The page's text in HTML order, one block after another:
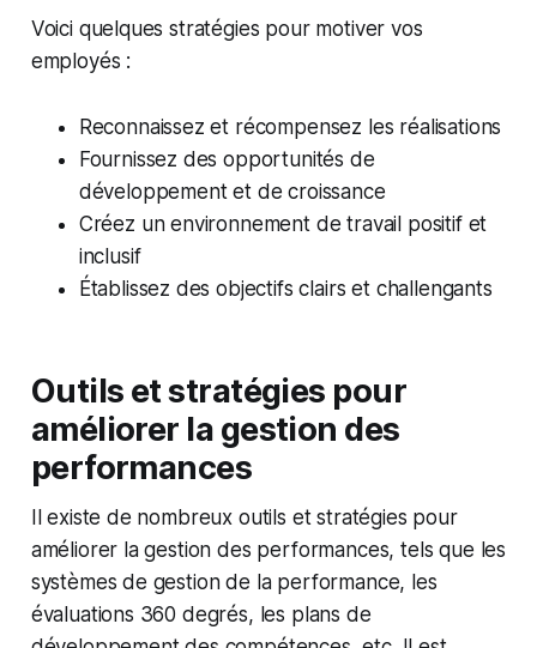
Voici quelques stratégies pour motiver vos
employés :
Reconnaissez et récompensez les réalisations
Fournissez des opportunités de
développement et de croissance
Créez un environnement de travail positif et
inclusif
Établissez des objectifs clairs et challengants
Outils et stratégies pour
améliorer la gestion des
performances
Il existe de nombreux outils et stratégies pour
améliorer la gestion des performances, tels que les
systèmes de gestion de la performance, les
évaluations 360 degrés, les plans de